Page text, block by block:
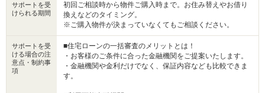
サポートを受
けられる期間
初回ご相談時から物件ご購入時まで。お住み替えやお借り
換えなどのタイミング。
※ご購入物件が決まっていなくてもご相談ください。
サポートを受
ける場合の注
意点・制約事
項
■住宅ローンの一括審査のメリットとは！
・お客様のご条件に合った金融機関をご提案いたします。
・金融機関や金利だけでなく、保証内容なども比較できま
す。